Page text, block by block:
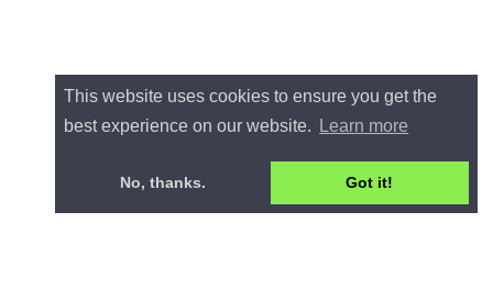
This website uses cookies to ensure you get the
best experience on our website.
Learn more
No, thanks. Got it!